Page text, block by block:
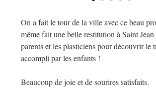
On a fait le tour de la ville avec ce beau
même fait une belle restitution à Saint Jean
parents et les plasticiens pour découvrir le
accompli par les enfants !
Beaucoup de joie et de sourires satisfaits.